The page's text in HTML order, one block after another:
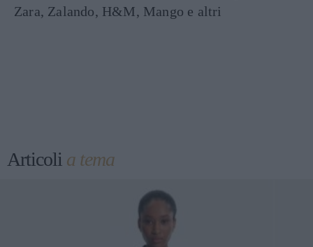
Zara, Zalando, H&M, Mango e altri
Articoli a tema